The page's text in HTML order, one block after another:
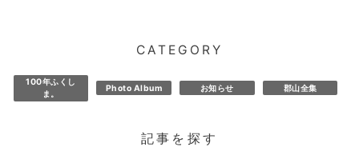
CATEGORY
100年ふくし
ま。
Photo Album お知らせ 郡山全集
記事を探す